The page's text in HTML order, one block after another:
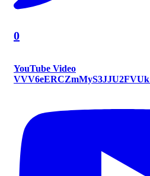
0
YouTube Video